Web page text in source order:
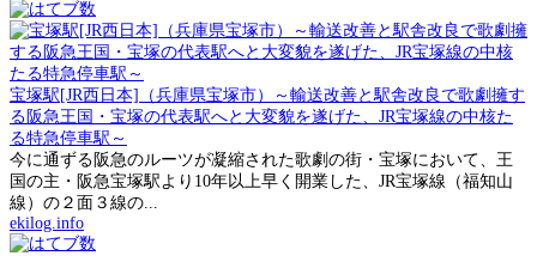
宝塚駅[JR西日本]（兵庫県宝塚市）～輸送改善と駅舎改良で歌劇擁す
る阪急王国・宝塚の代表駅へと大変貌を遂げた、JR宝塚線の中核た
る特急停車駅～
今に通ずる阪急のルーツが凝縮された歌劇の街・宝塚において、王
国の主・阪急宝塚駅より10年以上早く開業した、JR宝塚線（福知山
線）の２面３線の...
ekilog.info